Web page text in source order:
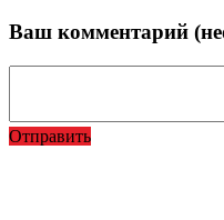
Ваш комментарий
Отправить